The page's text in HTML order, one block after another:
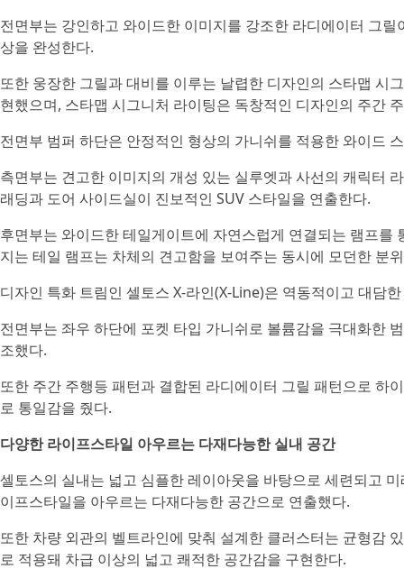
전면부는 강인하고 와이드한 이미지를 강조한 라디에이터 그
상을 완성한다.
또한 웅장한 그릴과 대비를 이루는 날렵한 디자인의 스타맵 시
현했으며, 스타맵 시그니처 라이팅은 독창적인 디자인의 주간
전면부 범퍼 하단은 안정적인 형상의 가니쉬를 적용한 와이드
측면부는 견고한 이미지의 개성 있는 실루엣과 사선의 캐릭터
래딩과 도어 사이드실이 진보적인 SUV 스타일을 연출한다.
후면부는 와이드한 테일게이트에 자연스럽게 연결되는 램프
지는 테일 램프는 차체의 견고함을 보여주는 동시에 모던한 분
디자인 특화 트림인 셀토스 X-라인(X-Line)은 역동적이고 대담
전면부는 좌우 하단에 포켓 타입 가니쉬로 볼륨감을 극대화한
조했다.
또한 주간 주행등 패턴과 결합된 라디에이터 그릴 패턴으로 하
로 통일감을 줬다.
다양한 라이프스타일 아우르는 다재다능한 실내 공간
셀토스의 실내는 넓고 심플한 레이아웃을 바탕으로 세련되고
이프스타일을 아우르는 다재다능한 공간으로 연출했다.
또한 차량 외관의 벨트라인에 맞춰 설계한 클러스터는 균형감
로 적용돼 차급 이상의 넓고 쾌적한 공간감을 구현한다.